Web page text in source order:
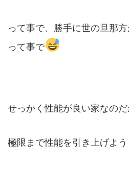
って事で、勝手に世の旦那
って事で
せっかく性能が良い家なのだ
極限まで性能を引き上げよう